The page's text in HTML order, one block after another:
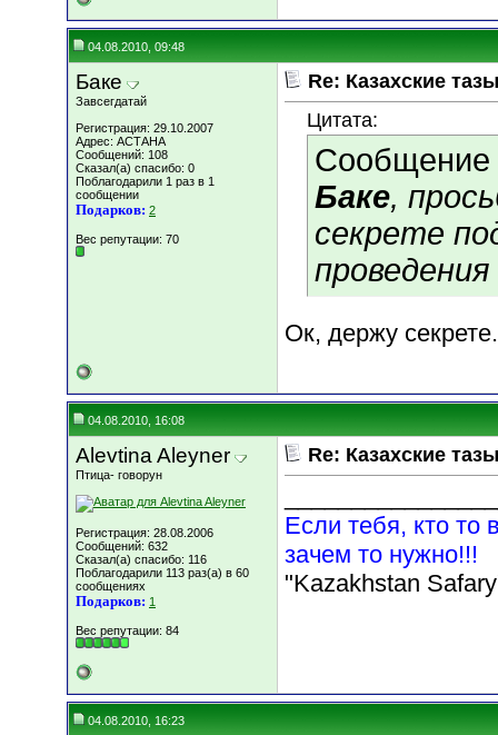
04.08.2010, 09:48
Баке
Завсегдатай
Регистрация: 29.10.2007
Адрес: АСТАНА
Сообщений: 108
Сказал(а) спасибо: 0
Поблагодарили 1 раз в 1
сообщении
Подарков: 2
Вес репутации: 70
Re: Казахские
Цитата:
Сообщение
Баке,
секрете
Ок, держу секрете.
04.08.2010, 16:08
Alevtina Aleyner
Птица- говорун
Регистрация: 28.08.2006
Сообщений: 632
Сказал(а) спасибо: 116
Поблагодарили 113 раз(а) в 60
сообщениях
Подарков: 1
Вес репутации: 84
Re: Казахские
Если тебя, кто то
зачем то нужно!!!
"Kazakhstan
04.08.2010, 16:23